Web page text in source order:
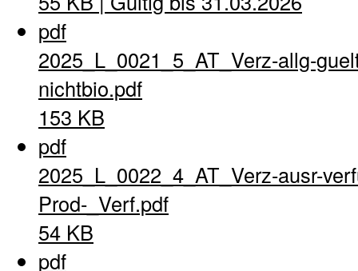
pdf
2025_L_0021_5_AT_Verz-allg-
nichtbio.pdf
153 KB
pdf
2025_L_0022_4_AT_Verz-ausr-
Prod-_Verf.pdf
54 KB
pdf